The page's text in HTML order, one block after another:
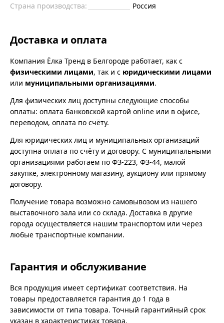
Страна производства:
Россия
Доставка и оплата
Компания Ёлка Тренд в Белгороде работает, как с
физическими лицами, так и с юридическими лицами
или муниципальными организациями.
Для физических лиц доступны следующие способы
оплаты: оплата банковской картой online или в офисе,
переводом, оплата по счёту.
Для юридических лиц и муниципальных организаций
доступна оплата по счёту и договору. С муниципальными
организациями работаем по ФЗ-223, ФЗ-44, малой
закупке, электронному магазину, аукциону или прямому
договору.
Получение товара возможно самовывозом из нашего
выставочного зала или со склада. Доставка в другие
города осуществляется нашим транспортом или через
любые транспортные компании.
Гарантия и обслуживание
Вся продукция имеет сертификат соответствия. На
товары предоставляется гарантия до 1 года в
зависимости от типа товара. Точный гарантийный срок
указан в характеристиках товара.